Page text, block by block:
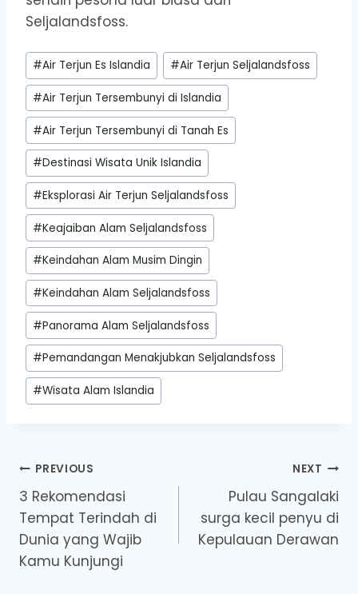
Seljalandsfoss.
Post
Tags:
#Air Terjun Es Islandia #Air Terjun Seljalandsfoss
#Air Terjun Tersembunyi di Islandia
#Air Terjun Tersembunyi di Tanah Es
#Destinasi Wisata Unik Islandia
#Eksplorasi Air Terjun Seljalandsfoss
#Keajaiban Alam Seljalandsfoss
#Keindahan Alam Musim Dingin
#Keindahan Alam Seljalandsfoss
#Panorama Alam Seljalandsfoss
#Pemandangan Menakjubkan Seljalandsfoss
#Wisata Alam Islandia
Post
navigation
PREVIOUS
3 Rekomendasi
Tempat Terindah di
Dunia yang Wajib
Kamu Kunjungi
NEXT
Pulau Sangalaki
surga kecil penyu di
Kepulauan Derawan